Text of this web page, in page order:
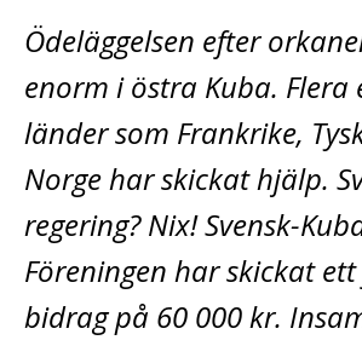
Ödeläggelsen efter
enorm i östra Kuba. Flera
länder som Frankrike,
Norge har skickat hjälp.
regering? Nix! Svensk-
Föreningen har skickat
bidrag på 60 000 kr.